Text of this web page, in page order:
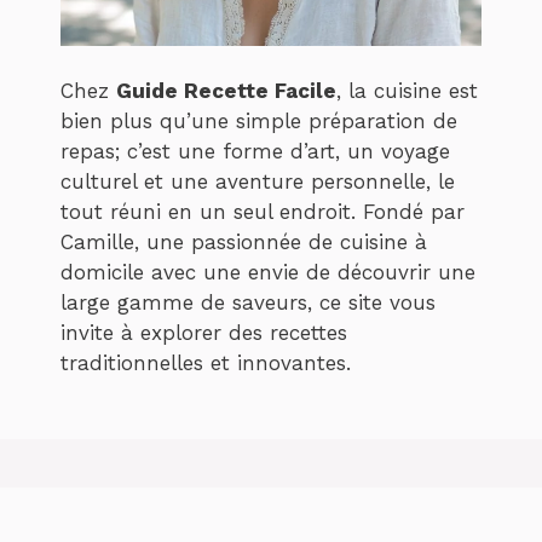
Chez Guide Recette Facile, la cuisine est
bien plus qu’une simple préparation de
repas; c’est une forme d’art, un voyage
culturel et une aventure personnelle, le
tout réuni en un seul endroit. Fondé par
Camille, une passionnée de cuisine à
domicile avec une envie de découvrir une
large gamme de saveurs, ce site vous
invite à explorer des recettes
traditionnelles et innovantes.